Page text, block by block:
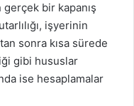
gerçek bir kapanış
işyerinin
sonra kısa sürede
gibi hususlar
ise hesaplamalar